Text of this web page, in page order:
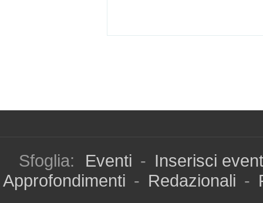
Sfoglia: Eventi - Inserisci
Approfondimenti - Redazionali -